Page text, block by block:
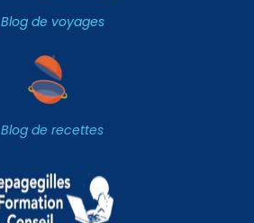
Blog de voyages
Blog de recettes